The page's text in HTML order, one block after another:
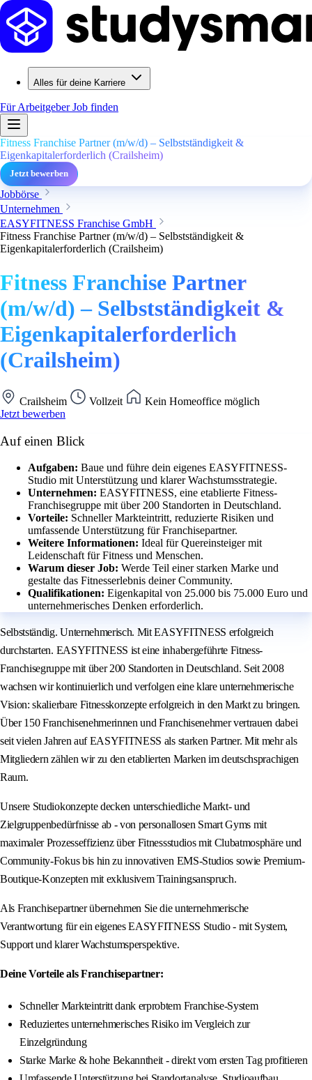
Alles für deine Karriere
Für ArbeitgeberJob finden
Fitness Franchise Partner (m/w/d) – Selbstständigkeit &
Eigenkapitalerforderlich (Crailsheim)
Jetzt bewerben
Jobbörse
Unternehmen
EASYFITNESS Franchise GmbH
Fitness Franchise Partner (m/w/d) – Selbstständigkeit &
Eigenkapitalerforderlich (Crailsheim)
Fitness Franchise Partner
(m/w/d) – Selbstständigkeit &
Eigenkapitalerforderlich
(Crailsheim)
Crailsheim Vollzeit
Kein Homeoffice möglich
Jetzt bewerben
Auf einen Blick
Aufgaben: Baue und führe dein eigenes EASYFITNESS-
Studio mit Unterstützung und klarer Wachstumsstrategie.
Unternehmen: EASYFITNESS, eine etablierte Fitness-
Franchisegruppe mit über 200 Standorten in Deutschland.
Vorteile: Schneller Markteintritt, reduzierte Risiken und
umfassende Unterstützung für Franchisepartner.
Weitere Informationen: Ideal für Quereinsteiger mit
Leidenschaft für Fitness und Menschen.
Warum dieser Job: Werde Teil einer starken Marke und
gestalte das Fitnesserlebnis deiner Community.
Qualifikationen: Eigenkapital von 25.000 bis 75.000 Euro und
unternehmerisches Denken erforderlich.
Selbstständig. Unternehmerisch. Mit EASYFITNESS erfolgreich
durchstarten. EASYFITNESS ist eine inhabergeführte Fitness-
Franchisegruppe mit über 200 Standorten in Deutschland. Seit 2008
wachsen wir kontinuierlich und verfolgen eine klare unternehmerische
Vision: skalierbare Fitnesskonzepte erfolgreich in den Markt zu bringen.
Über 150 Franchisenehmerinnen und Franchisenehmer vertrauen dabei
seit vielen Jahren auf EASYFITNESS als starken Partner. Mit mehr als
Mitgliedern zählen wir zu den etablierten Marken im deutschsprachigen
Raum.
Unsere Studiokonzepte decken unterschiedliche Markt- und
Zielgruppenbedürfnisse ab - von personallosen Smart Gyms mit
maximaler Prozesseffizienz über Fitnessstudios mit Clubatmosphäre und
Community-Fokus bis hin zu innovativen EMS-Studios sowie Premium-
Boutique-Konzepten mit exklusivem Trainingsanspruch.
Als Franchisepartner übernehmen Sie die unternehmerische
Verantwortung für ein eigenes EASYFITNESS Studio - mit System,
Support und klarer Wachstumsperspektive.
Deine Vorteile als Franchisepartner:
Schneller Markteintritt dank erprobtem Franchise-System
Reduziertes unternehmerisches Risiko im Vergleich zur
Einzelgründung
Starke Marke & hohe Bekanntheit - direkt vom ersten Tag profitieren